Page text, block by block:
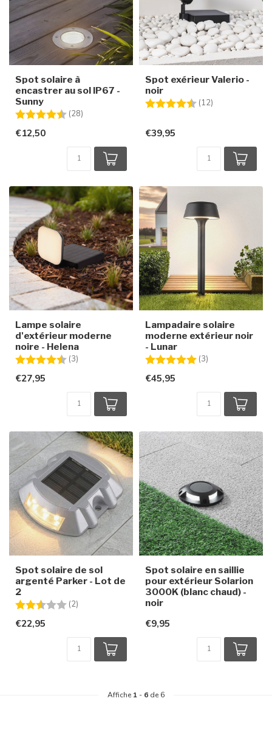
Spot solaire à
encastrer au sol IP67 -
Sunny
Note:
(28)
€12,50
Spot exérieur Valerio -
noir
Note:
(12)
€39,95
Lampe solaire
d'extérieur moderne
noire - Helena
Note:
(3)
€27,95
Lampadaire solaire
moderne extérieur noir
- Lunar
Note:
(3)
€45,95
Spot solaire de sol
argenté Parker - Lot de
2
Note:
(2)
€22,95
Spot solaire en saillie
pour extérieur Solarion
3000K (blanc chaud) -
noir
€9,95
Affiche 1 - 6 de 6